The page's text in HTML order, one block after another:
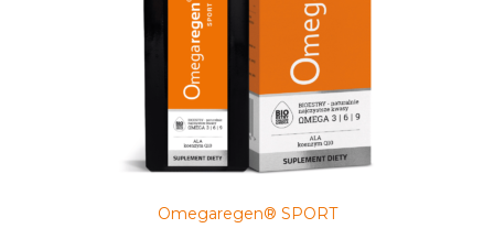
Omegaregen® SPORT